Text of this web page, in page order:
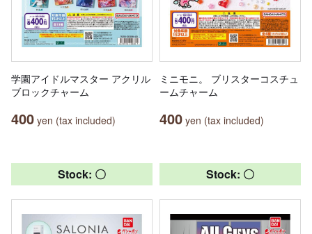
学園アイドルマスター アクリル
ブロックチャーム
400 yen (tax included)
ミニモニ。 ブリスターコスチュ
ームチャーム
400 yen (tax included)
Stock: 〇 Stock: 〇